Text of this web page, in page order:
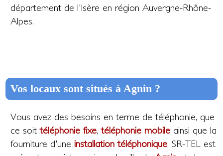
département de l'Isère en région Auvergne-Rhône-
Alpes.
Vos locaux sont situés à Agnin ?
Vous avez des besoins en terme de téléphonie, que
ce soittéléphonie fixe,téléphonie mobile ainsi que la
fourniture d'une installation téléphonique, SR-TEL est